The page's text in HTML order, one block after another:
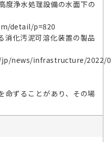
度浄水処理設備の水面下の
detail/p=820
化汚泥可溶化装置の製品
news/infrastructure/2022/
命ずることがあり、その場